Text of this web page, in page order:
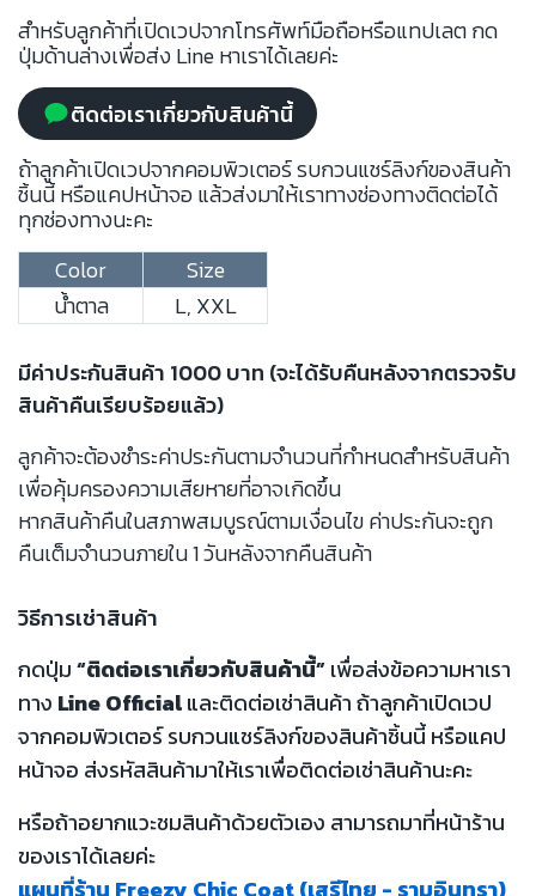
สำหรับลูกค้าที่เปิดเวปจากโทรศัพท์มือถือหรือแทปเลต กด
ปุ่มด้านล่างเพื่อส่ง Line หาเราได้เลยค่ะ
ติดต่อเราเกี่ยวกับสินค้านี้
ถ้าลูกค้าเปิดเวปจากคอมพิวเตอร์ รบกวนแชร์ลิงก์ของสินค้า
ชิ้นนี้ หรือแคปหน้าจอ แล้วส่งมาให้เราทางช่องทางติดต่อได้
ทุกช่องทางนะคะ
Color
Size
น้ำตาล
L, XXL
มีค่าประกันสินค้า 1000 บาท (จะได้รับคืนหลังจากตรวจรับ
สินค้าคืนเรียบร้อยแล้ว)
ลูกค้าจะต้องชำระค่าประกันตามจำนวนที่กำหนดสำหรับสินค้า
เพื่อคุ้มครองความเสียหายที่อาจเกิดขึ้น
หากสินค้าคืนในสภาพสมบูรณ์ตามเงื่อนไข ค่าประกันจะถูก
คืนเต็มจำนวนภายใน 1 วันหลังจากคืนสินค้า
วิธีการเช่าสินค้า
กดปุ่ม“ติดต่อเราเกี่ยวกับสินค้านี้”เพื่อส่งข้อความหาเรา
ทาง Line Officialและติดต่อเช่าสินค้า ถ้าลูกค้าเปิดเวป
จากคอมพิวเตอร์ รบกวนแชร์ลิงก์ของสินค้าชิ้นนี้ หรือแคป
หน้าจอ ส่งรหัสสินค้ามาให้เราเพื่อติดต่อเช่าสินค้านะคะ
หรือถ้าอยากแวะชมสินค้าด้วยตัวเอง สามารถมาที่หน้าร้าน
ของเราได้เลยค่ะ
แผนที่ร้าน Freezy Chic Coat (เสรีไทย - รามอินทรา)